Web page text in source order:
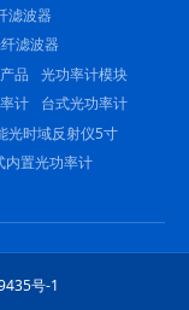
滤波器
滤波器
品
光功率计模块
计
台式光功率计
光时域反射仪5寸
内置光功率计
号-1